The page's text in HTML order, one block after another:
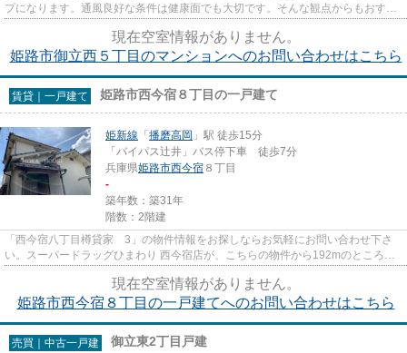
プになります。通風良好な条件は健康面でも大切です。そんな観点からもおすす
めの物件をご提供します。移...
現在空室情報がありません。
姫路市御立西５丁目のマンションへのお問い合わせはこちら
賃貸｜一戸建て 姫路市西今宿８丁目の一戸建て
姫新線 「播磨高岡 」駅 徒歩15分
「バイパス辻井」バス停下車 徒歩7分
兵庫県姫路市西今宿 ８丁目
-
築年数：築31年
階数：2階建
「西今宿八丁目樽貸家 3」の物件情報をお探しならお気軽にお問い合わせ下さ
い。スーパードラッグひまわり 西今宿店が、こちらの物件から192mのところに
あります。こちらは一戸建ての...
現在空室情報がありません。
姫路市西今宿８丁目の一戸建てへのお問い合わせはこちら
売買｜中古一戸建 御立東2丁目戸建